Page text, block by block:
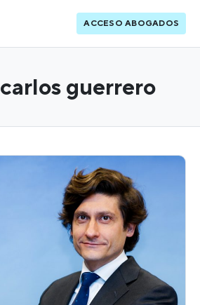
ACCESO ABOGADOS
carlos guerrero